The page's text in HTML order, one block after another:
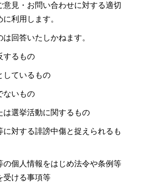
意見・お問い合わせに対する適切
利用します。
回答いたしかねます。
するもの
しているもの
ないもの
は選挙活動に関するもの
に対する誹謗中傷と捉えられるも
の個人情報をはじめ法令や条例等
受ける事項等